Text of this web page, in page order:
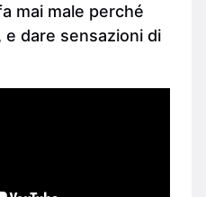
mai male perché
e dare sensazioni di